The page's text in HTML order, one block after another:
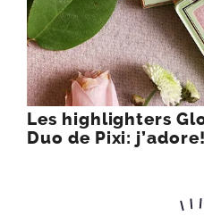
Les highlighters
Duo de Pixi: j’adore!